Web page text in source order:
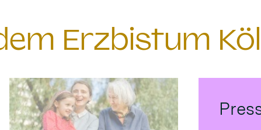
Erzbistum